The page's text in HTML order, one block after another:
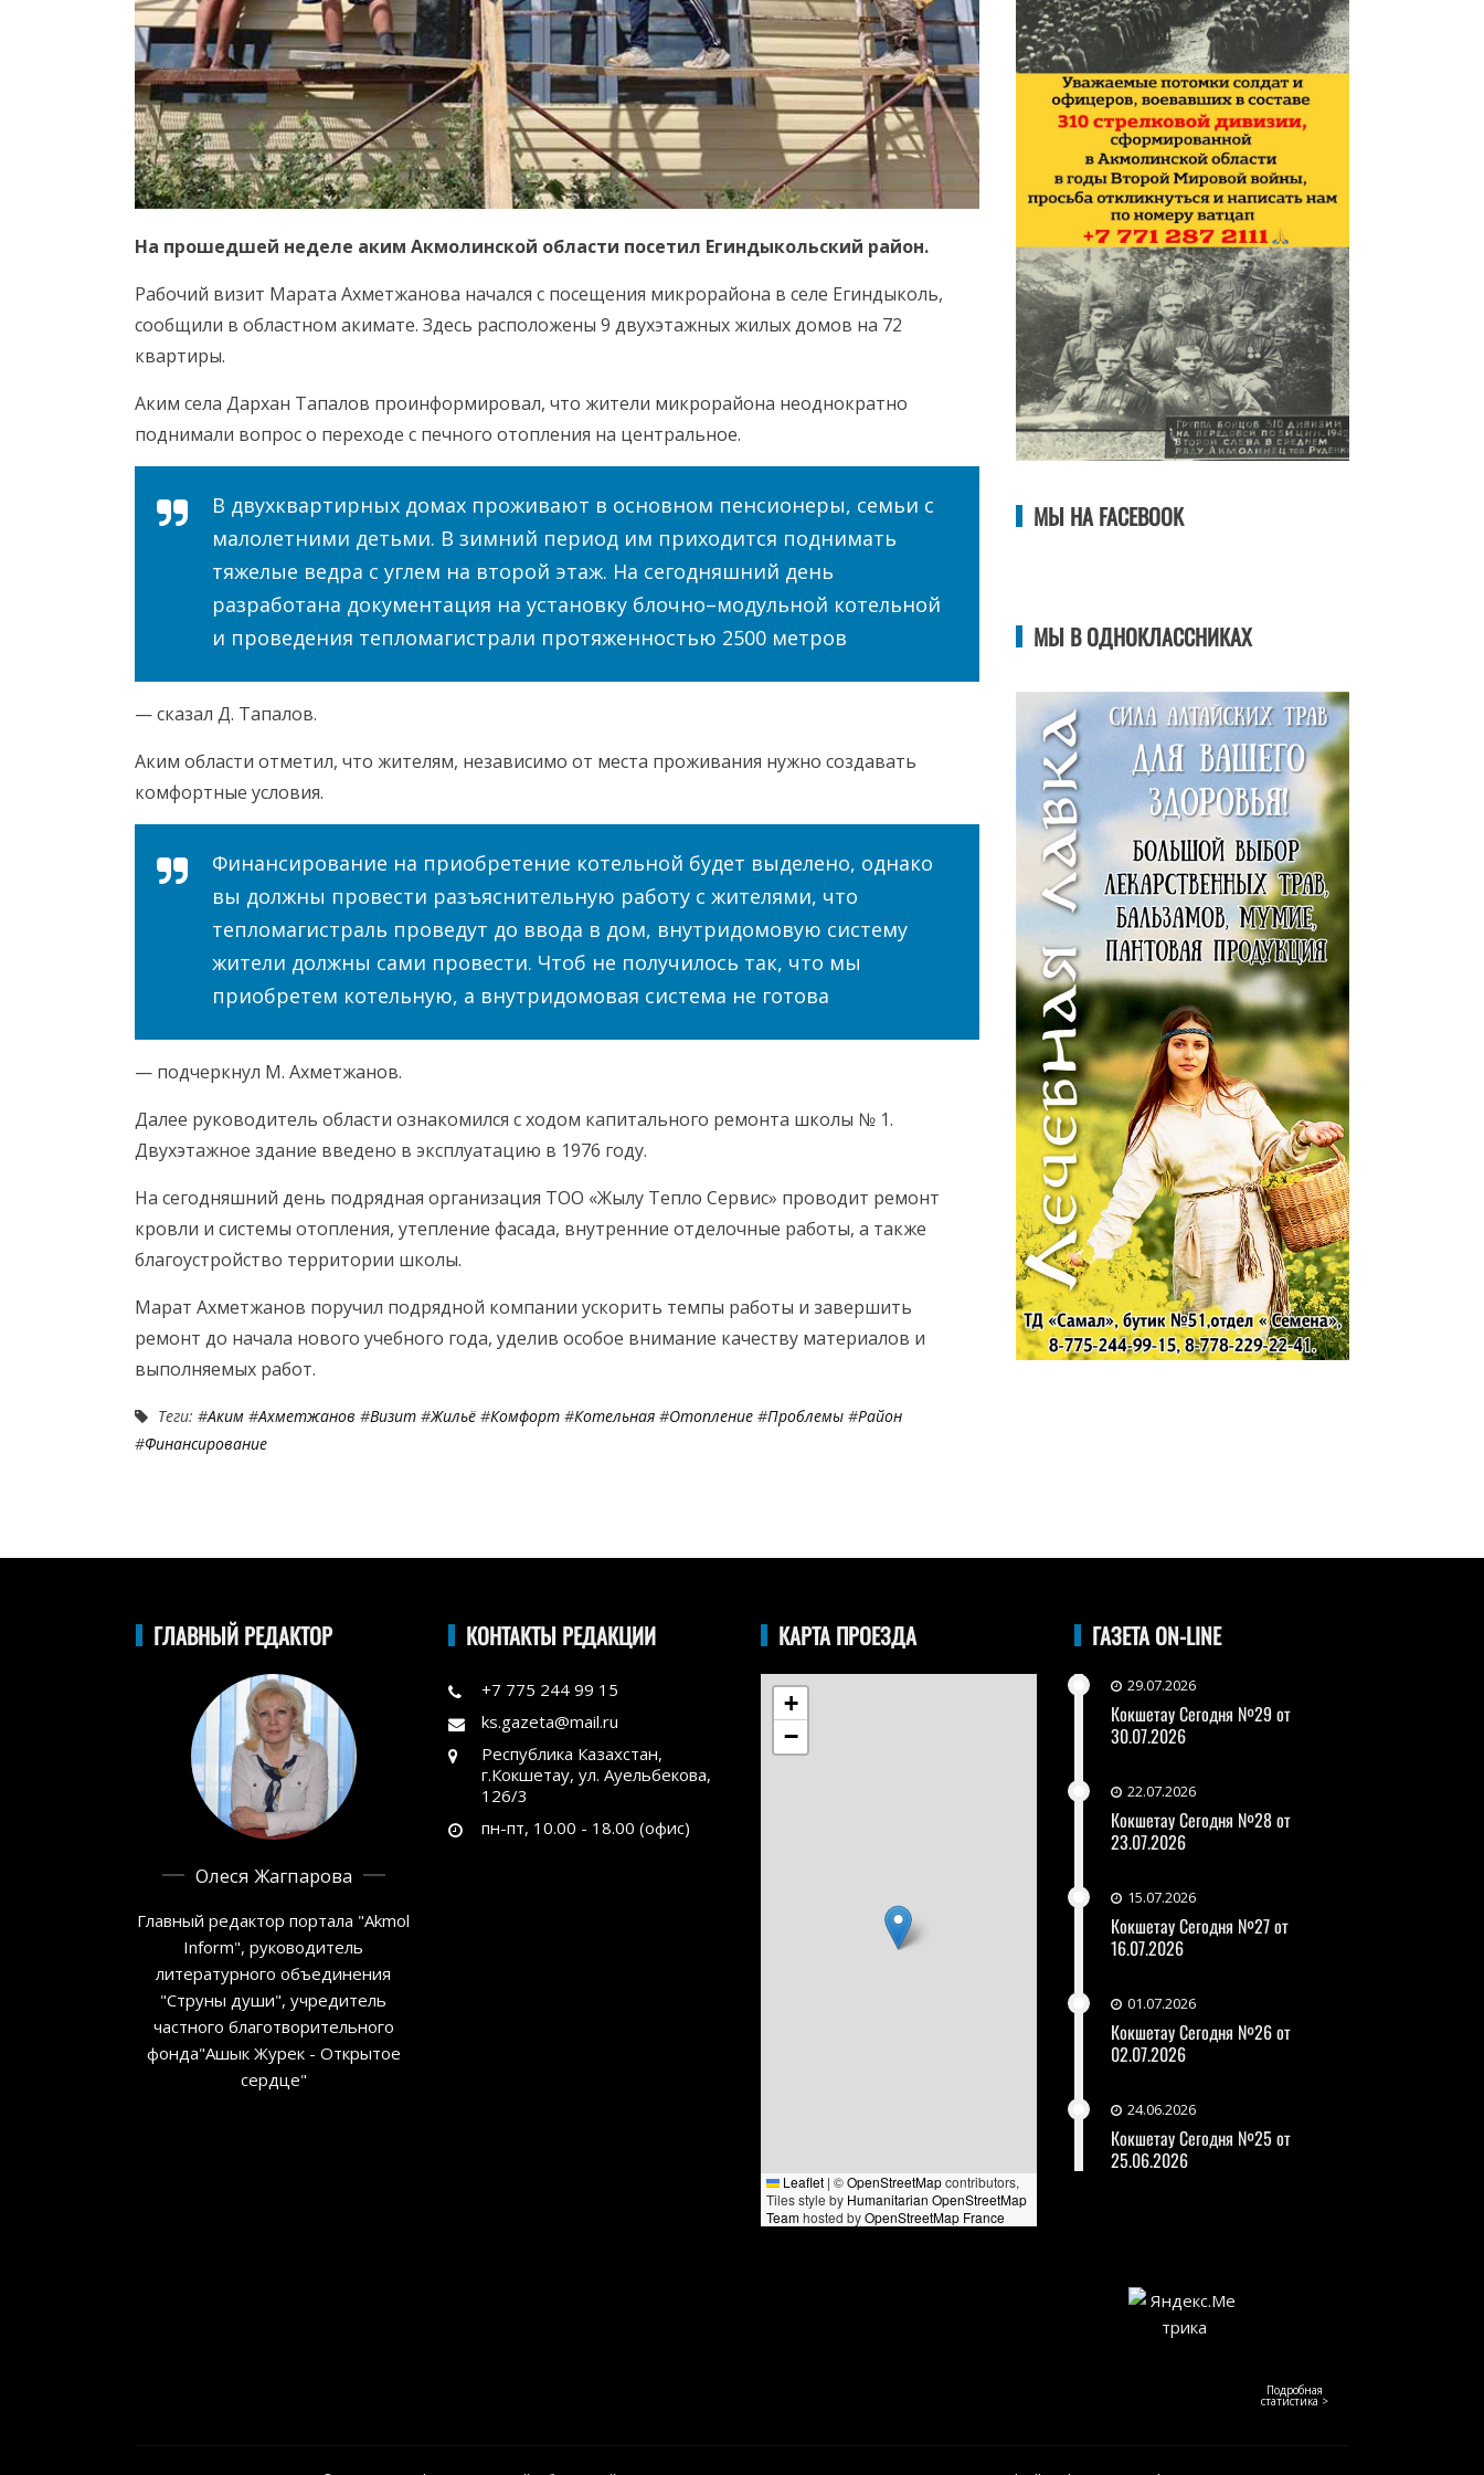
На прошедшей неделе аким Акмолинской области посетил Егиндыкольский район.
Рабочий визит Марата Ахметжанова начался с посещения микрорайона в селе Егиндыколь,
сообщили в областном акимате. Здесь расположены 9 двухэтажных жилых домов на 72
квартиры.
Аким села Дархан Тапалов проинформировал, что жители микрорайона неоднократно
поднимали вопрос о переходе с печного отопления на центральное.
В двухквартирных домах проживают в основном пенсионеры, семьи с
малолетними детьми. В зимний период им приходится поднимать
тяжелые ведра с углем на второй этаж. На сегодняшний день
разработана документация на установку блочно–модульной котельной
и проведения тепломагистрали протяженностью 2500 метров
— сказал Д. Тапалов.
Аким области отметил, что жителям, независимо от места проживания нужно создавать
комфортные условия.
Финансирование на приобретение котельной будет выделено, однако
вы должны провести разъяснительную работу с жителями, что
тепломагистраль проведут до ввода в дом, внутридомовую систему
жители должны сами провести. Чтоб не получилось так, что мы
приобретем котельную, а внутридомовая система не готова
— подчеркнул М. Ахметжанов.
Далее руководитель области ознакомился с ходом капитального ремонта школы № 1.
Двухэтажное здание введено в эксплуатацию в 1976 году.
На сегодняшний день подрядная организация ТОО «Жылу Тепло Сервис» проводит ремонт
кровли и системы отопления, утепление фасада, внутренние отделочные работы, а также
благоустройство территории школы.
Марат Ахметжанов поручил подрядной компании ускорить темпы работы и завершить
ремонт до начала нового учебного года, уделив особое внимание качеству материалов и
выполняемых работ.
Теги: #Аким #Ахметжанов #Визит #Жильё #Комфорт #Котельная #Отопление #Проблемы #Район
#Финансирование
МЫ НА FACEBOOK
МЫ В ОДНОКЛАССНИКАХ
ГЛАВНЫЙ РЕДАКТОР
Олеся Жагпарова
Главный редактор портала "Akmol
Inform", руководитель
литературного объединения
"Струны души", учредитель
частного благотворительного
фонда"Ашык Журек - Открытое
сердце"
КОНТАКТЫ РЕДАКЦИИ
+7 775 244 99 15
ks.gazeta@mail.ru
Республика Казахстан,
г.Кокшетау, ул. Ауельбекова,
126/3
пн-пт, 10.00 - 18.00 (офис)
КАРТА ПРОЕЗДА
+
−
Leaflet | ©OpenStreetMapcontributors,
Tiles style by Humanitarian OpenStreetMap
Teamhosted byOpenStreetMap France
ГАЗЕТА ON-LINE
29.07.2026
Кокшетау Сегодня №29 от
30.07.2026
22.07.2026
Кокшетау Сегодня №28 от
23.07.2026
15.07.2026
Кокшетау Сегодня №27 от
16.07.2026
01.07.2026
Кокшетау Сегодня №26 от
02.07.2026
24.06.2026
Кокшетау Сегодня №25 от
25.06.2026
Подробная
статистика >